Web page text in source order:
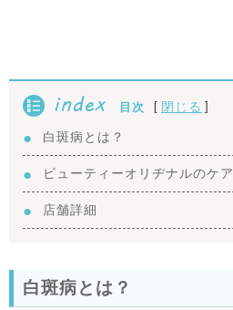
index 目次 [ 閉じる ]
白斑病とは？
ビューティーオリヂナルのケア
店舗詳細
白斑病とは？